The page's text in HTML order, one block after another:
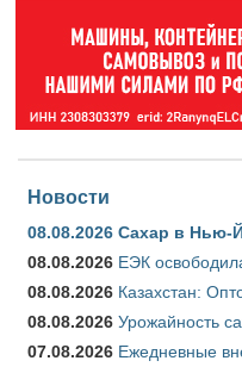
Новости
08.08.2026 Сахар в Нью-
08.08.2026 ЕЭК
08.08.2026 Казахстан:
08.08.2026 Урожайность
07.08.2026 Ежедневные